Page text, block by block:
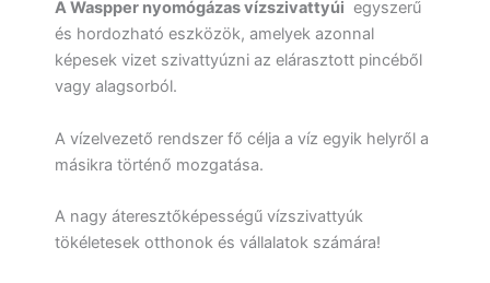
A Waspper nyomógázas vízszivattyúi egyszerű
és hordozható eszközök, amelyek azonnal
képesek vizet szivattyúzni az elárasztott pincéből
vagy alagsorból.
A vízelvezető rendszer fő célja a víz egyik helyről a
másikra történő mozgatása.
A nagy áteresztőképességű vízszivattyúk
tökéletesek otthonok és vállalatok számára!